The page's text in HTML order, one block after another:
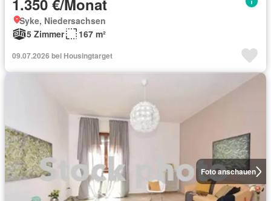
1.350 €/Monat
Syke, Niedersachsen
5 Zimmer
167 m²
09.07.2026 bei Housingtarget
Foto anschauen